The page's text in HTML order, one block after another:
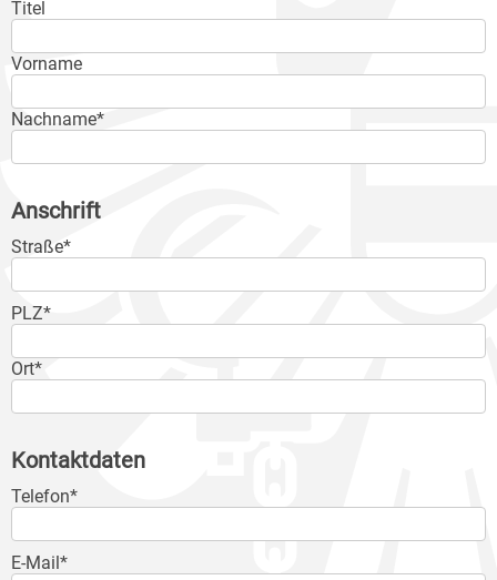
Titel
Vorname
Nachname*
Anschrift
Straße*
PLZ*
Ort*
Kontaktdaten
Telefon*
E-Mail*